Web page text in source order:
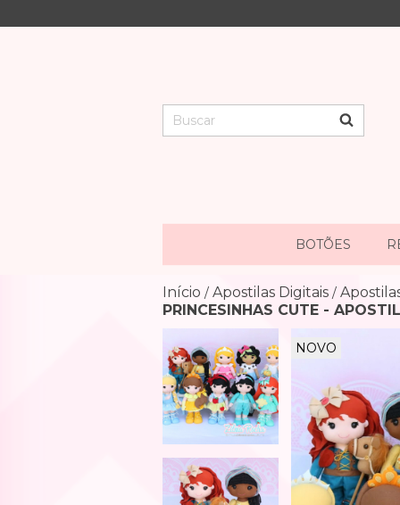
BOTÕES
Início / Apostilas Digitais /
PRINCESINHAS CUTE -
NOVO